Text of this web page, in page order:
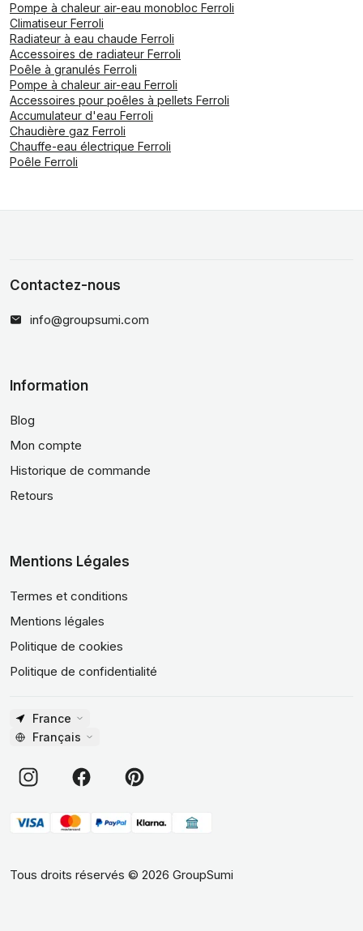
Pompe à chaleur air-eau monobloc Ferroli
Climatiseur Ferroli
Radiateur à eau chaude Ferroli
Accessoires de radiateur Ferroli
Poêle à granulés Ferroli
Pompe à chaleur air-eau Ferroli
Accessoires pour poêles à pellets Ferroli
Accumulateur d'eau Ferroli
Chaudière gaz Ferroli
Chauffe-eau électrique Ferroli
Poêle Ferroli
Contactez-nous
info@groupsumi.com
Information
Blog
Mon compte
Historique de commande
Retours
Mentions Légales
Termes et conditions
Mentions légales
Politique de cookies
Politique de confidentialité
France
Français
Tous droits réservés © 2026 GroupSumi